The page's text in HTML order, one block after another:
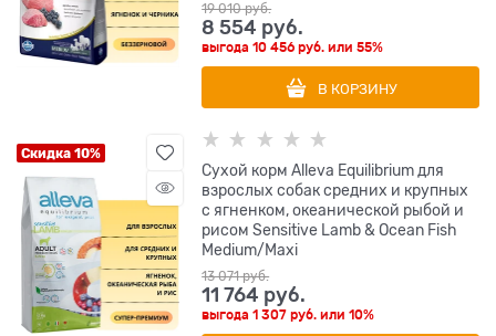
19 010 руб.
8 554 руб.
выгода10 456 руб. или55%
В КОРЗИНУ
Скидка 10%
Сухой корм Alleva Equilibrium для
взрослых собак средних и крупных
с ягненком, океанической рыбой и
рисом Sensitive Lamb & Ocean Fish
Medium/Maxi
13 071 руб.
11 764 руб.
выгода1 307 руб. или10%